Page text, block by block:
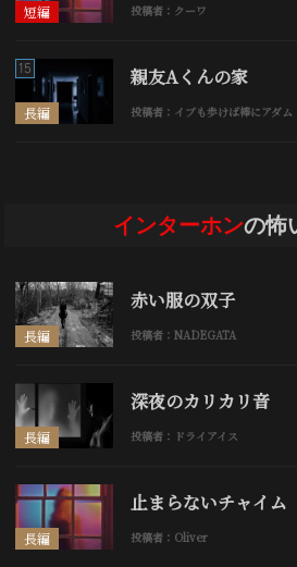
短編 投稿者：クーワ
長編
15 親友Aくんの家
投稿者：イブも歩けば棒にアダム
インターホンの怖
長編
赤い服の双子
投稿者：NADEGATA
長編
深夜のカリカリ音
投稿者：ドライアイス
長編
止まらないチャイム
投稿者：Oliver